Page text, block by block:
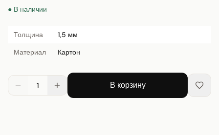
● В наличии
Толщина
1,5 мм
Материал
Картон
1 В корзину